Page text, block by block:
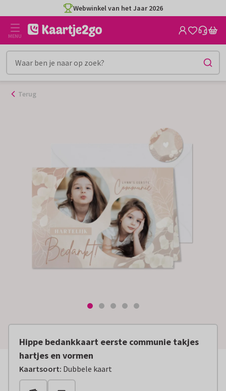
naar
inhoud
Webwinkel van het Jaar 2026
MENU
Terug
Hippe bedankkaart eerste communie takjes
hartjes en vormen
Kaartsoort: Dubbele kaart